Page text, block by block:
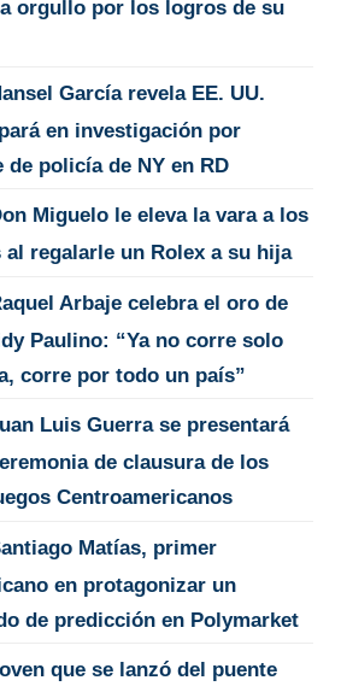
orgullo por los logros de su
García revela EE. UU.
en investigación por
de policía de NY en RD
Miguelo le eleva la vara a los
al regalarle un Rolex a su hija
Arbaje celebra el oro de
Paulino: “Ya no corre solo
corre por todo un país”
Luis Guerra se presentará
de clausura de los
Centroamericanos
Matías, primer
en protagonizar un
de predicción en Polymarket
que se lanzó del puente